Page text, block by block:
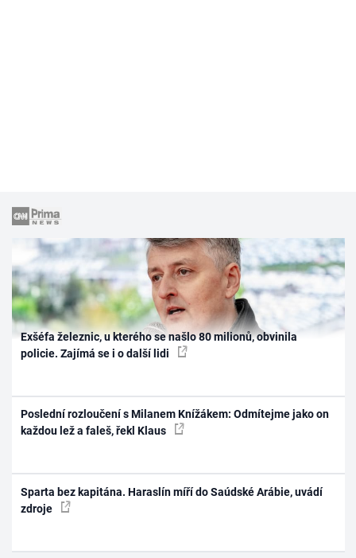
Exšéfa železnic, u kterého se našlo 80 milionů, obvinila
policie. Zajímá se i o další lidi
Poslední rozloučení s Milanem Knížákem: Odmítejme jako on
každou lež a faleš, řekl Klaus
Sparta bez kapitána. Haraslín míří do Saúdské Arábie, uvádí
zdroje